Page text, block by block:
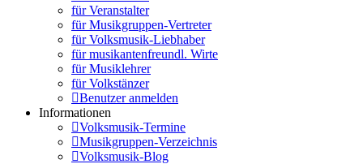
für Veranstalter
für Musikgruppen-Vertreter
für Volksmusik-Liebhaber
für musikantenfreundl. Wirte
für Musiklehrer
für Volkstänzer
Benutzer anmelden
Informationen
Volksmusik-Termine
Musikgruppen-Verzeichnis
Volksmusik-Blog